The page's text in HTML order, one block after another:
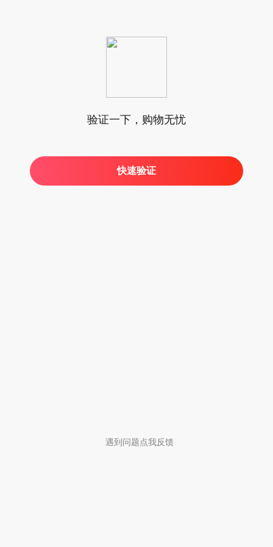
验证一下，购物无忧
快速验证
遇到问题点我反馈